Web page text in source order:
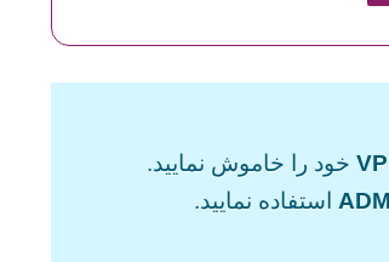
خود را خاموش نمایید.
ADM استفاده نمایید.